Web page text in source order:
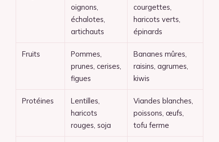
oignons,
échalotes,
artichauts
courgettes,
haricots verts,
épinards
Fruits
Pommes,
prunes, cerises,
figues
Bananes mûres,
raisins, agrumes,
kiwis
Protéines
Lentilles,
haricots
rouges, soja
Viandes blanches,
poissons, œufs,
tofu ferme